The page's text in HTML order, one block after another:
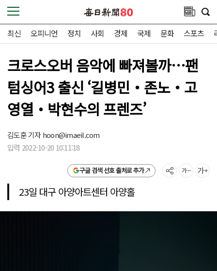
최신 오피니언 정치 사회 경제 국제 문화 스포츠
크로스오버 음악에 빠져볼까…팬
텀싱어3 출신 ‘길병민‧존노‧고
영열‧박현수의 프렌즈’
김도훈 기자hoon@imaeil.com
입력 2022-10-20 10:11:18
구글 검색 선호 출처로 추가
23일 대구 아양아트센터 아양홀